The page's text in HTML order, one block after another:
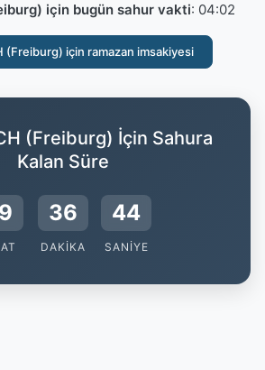
için bugün sahur vakti: 04:02
(Freiburg) için ramazan imsakiyesi
(Freiburg) İçin Sahura
Kalan Süre
36
DAKIKA
43
SANIYE